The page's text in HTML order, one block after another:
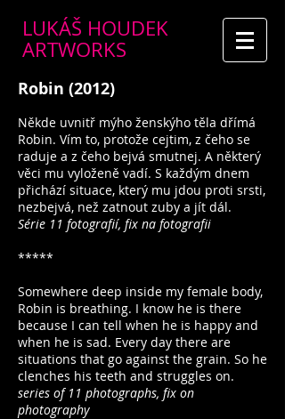
LUKÁŠ HOUDEK
ARTWORKS
Robin (2012)
Někde uvnitř mýho ženskýho těla dřímá
Robin. Vím to, protože cejtim, z čeho se
raduje a z čeho bejvá smutnej. A některý
věci mu vyloženě vadí. S každým dnem
přichází situace, který mu jdou proti srsti,
nezbejvá, než zatnout zuby a jít dál.
Série 11 fotografií, fix na fotografii
*****
Somewhere deep inside my female body,
Robin is breathing. I know he is there
because I can tell when he is happy and
when he is sad. Every day there are
situations that go against the grain. So he
clenches his teeth and struggles on.
series of 11 photographs, fix on
photography